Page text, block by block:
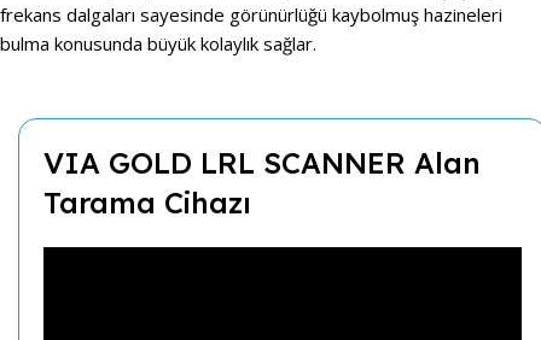
frekans dalgaları sayesinde görünürlüğü kaybolmuş hazineleri
bulma konusunda büyük kolaylık sağlar.
VIA GOLD LRL SCANNER Alan
Tarama Cihazı